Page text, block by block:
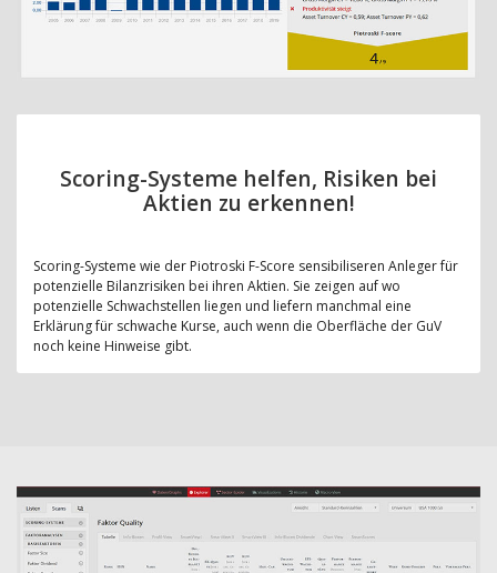
Scoring-Systeme helfen, Risiken bei
Aktien zu erkennen!
Scoring-Systeme wie der Piotroski F-Score sensibiliseren Anleger für
potenzielle Bilanzrisiken bei ihren Aktien. Sie zeigen auf wo
potenzielle Schwachstellen liegen und liefern manchmal eine
Erklärung für schwache Kurse, auch wenn die Oberfläche der GuV
noch keine Hinweise gibt.